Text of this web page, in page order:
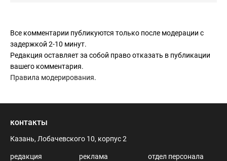
Все комментарии публикуются только после модерации с
задержкой 2-10 минут.
Редакция оставляет за собой право отказать в публикации
вашего комментария.
Правила модерирования.
контакты
Казань, Лобачевского 10, корпус 2
редакция
реклама
отдел персонала